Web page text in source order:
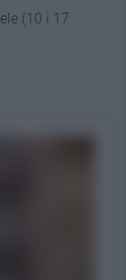
(10 i 17